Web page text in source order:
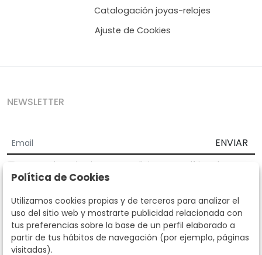
Catalogación joyas-relojes
Ajuste de Cookies
NEWSLETTER
ENVIAR
Acepto los Términos y Condiciones
Política de
privacidad
Según la LOPD y disposiciones de desarrollo, informamos que sus
datos personales serán tratados por parte de Subastas Segre con la
finalidad de gestionar la relación comercial. Puede ejercitar los
derechos de acceso, rectificación, cancelación, oposición y demás
derechos en los términos establecidos en la normativa vigente
dirigiéndote a nosotros. Asimismo, nos puede solicitar el envío de
Política de Cookies
Utilizamos cookies propias y de terceros para analizar el
uso del sitio web y mostrarte publicidad relacionada con
tus preferencias sobre la base de un perfil elaborado a
partir de tus hábitos de navegación (por ejemplo, páginas
visitadas).